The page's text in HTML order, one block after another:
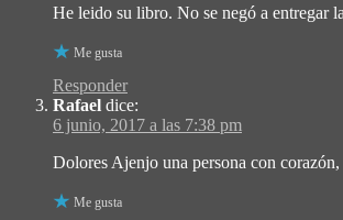
He leido su libro. No se negó a entregar
Me gusta
Responder
Rafael dice:
6 junio, 2017 a las 7:38 pm
Dolores Ajenjo una persona con
Me gusta